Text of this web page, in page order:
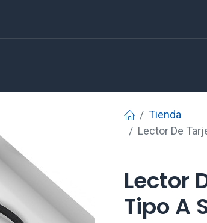
Tienda
Lector De
Lector
Tipo A